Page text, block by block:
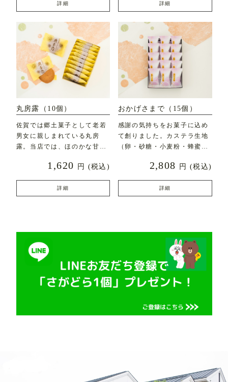
詳細 詳細
丸房露（10個）
佐賀では郷土菓子として老若
男女に親しまれている丸房
露。当店では、ほのかな甘み
1,620 円 (税込)
詳細
おかげさまで（15個）
感謝の気持ちをお菓子に込め
て創りました。カステラ生地
（卵・砂糖・小麦粉・蜂蜜な
2,808 円 (税込)
詳細